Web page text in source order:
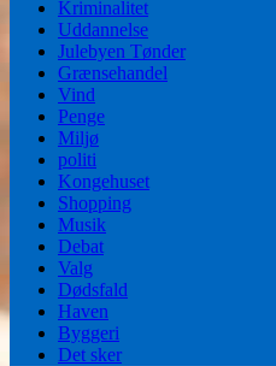
Kriminalitet
Uddannelse
Julebyen Tønder
Grænsehandel
Vind
Penge
Miljø
politi
Kongehuset
Shopping
Musik
Debat
Valg
Dødsfald
Haven
Byggeri
Det sker